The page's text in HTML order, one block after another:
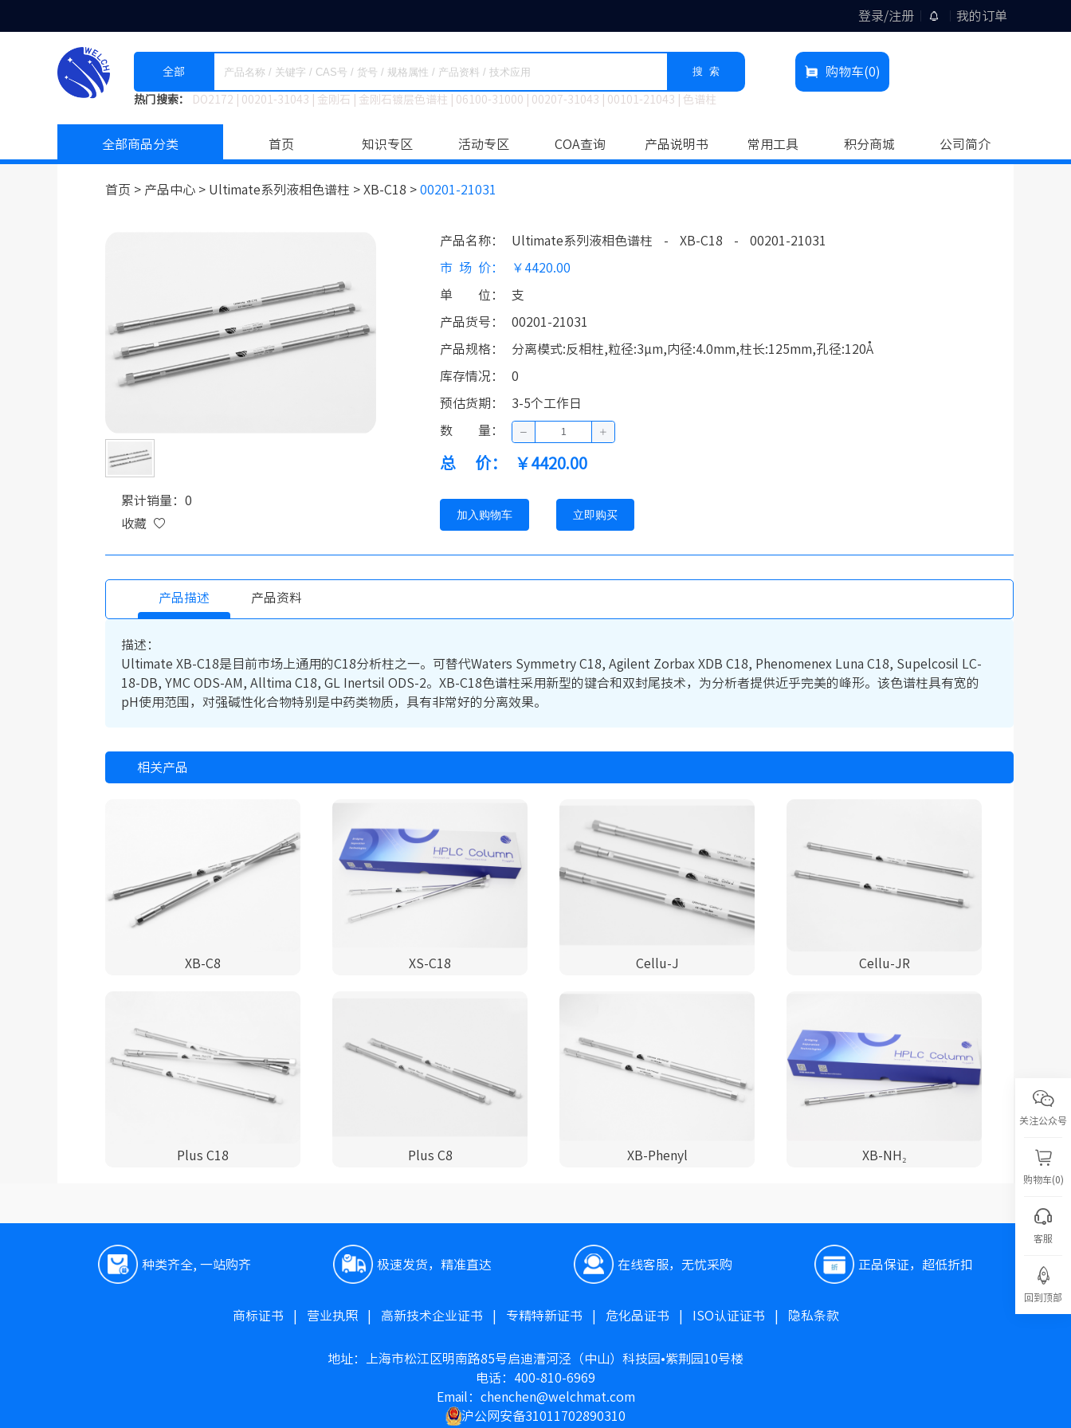
登录/注册 我的订单
全部 搜 索
热门搜索： DO2172 00201-31043 金刚石 金刚石镀层色谱柱 06100-31000 00207-31043 00101-21043 色谱柱
购物车(0)
全部商品分类 首页 知识专区 活动专区 COA查询 产品说明书 常用工具 积分商城 公司简介
首页 > 产品中心 > Ultimate系列液相色谱柱 > XB-C18 > 00201-21031
累计销量：0
收藏
产品名称： Ultimate系列液相色谱柱 - XB-C18 - 00201-21031
市场价： ￥4420.00
单位 ： 支
产品货号 ： 00201-21031
产品规格： 分离模式:反相柱,粒径:3μm,内径:4.0mm,柱长:125mm,孔径:120Å
库存情况 ： 0
预估货期 ： 3-5个工作日
数量 ：
总价： ￥4420.00
加入购物车 立即购买
产品描述 产品资料
描述：
Ultimate XB-C18是目前市场上通用的C18分析柱之一。可替代Waters Symmetry C18, Agilent Zorbax XDB C18, Phenomenex Luna C18, Supelcosil LC-
18-DB, YMC ODS-AM, Alltima C18, GL Inertsil ODS-2。XB-C18色谱柱采用新型的键合和双封尾技术，为分析者提供近乎完美的峰形。该色谱柱具有宽的
pH使用范围，对强碱性化合物特别是中药类物质，具有非常好的分离效果。
相关产品
XB-C8 XS-C18 Cellu-J Cellu-JR
Plus C18 Plus C8 XB-Phenyl XB-NH₂
种类齐全, 一站购齐 极速发货，精准直达 在线客服，无忧采购 正品保证，超低折扣
商标证书 营业执照| 高新技术企业证书 专精特新证书 危化品证书 ISO认证证书 隐私条款
地址：上海市松江区明南路85号启迪漕河泾（中山）科技园•紫荆园10号楼
电话：400-810-6969
Email：chenchen@welchmat.com
沪公网安备31011702890310
关注公众号
购物车(0)
客服
回到顶部